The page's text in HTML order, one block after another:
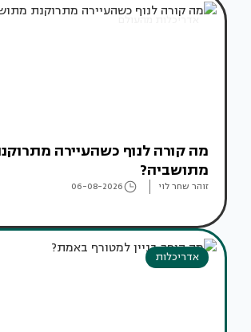
אדריכלות מהעולם
מה קורה לנוף כשהעיירה
מתושביה?
זוהר שחר לוי 06-08-2026
אדריכלות